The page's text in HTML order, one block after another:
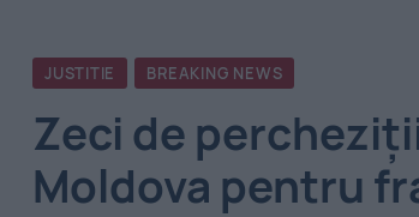
JUSTITIE BREAKING NEWS
Zeci de
Moldova pentru